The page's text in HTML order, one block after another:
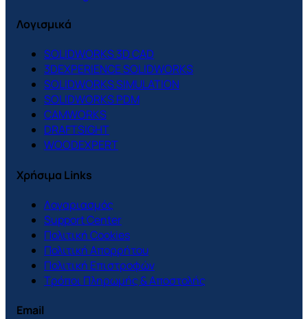
Λογισμικά
SOLIDWORKS 3D CAD
3DEXPERIENCE SOLIDWORKS
SOLIDWORKS SIMULATION
SOLIDWORKS PDM
CAMWORKS
DRAFTSIGHT
WOODEXPERT
Χρήσιμα Links
Λογαριασμός
Support Center
Πολιτική Cookies
Πολιτική Απορρήτου
Πολιτική Επιστροφών
Τρόποι Πληρωμής & Αποστολής
Email